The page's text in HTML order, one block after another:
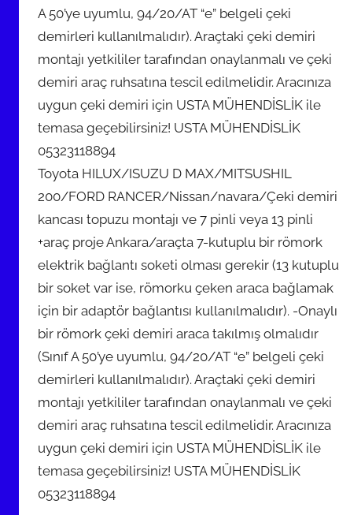
m
A 50’ye uyumlu, 94/20/AT “e” belgeli çeki
demirleri kullanılmalıdır). Araçtaki çeki demiri
montajı yetkililer tarafından onaylanmalı ve çeki
demiri araç ruhsatına tescil edilmelidir. Aracınıza
uygun çeki demiri için USTA MÜHENDİSLİK ile
temasa geçebilirsiniz! USTA MÜHENDİSLİK
05323118894
Toyota HILUX/ISUZU D MAX/MITSUSHIL
200/FORD RANCER/Nissan/navara/Çeki demiri
kancası topuzu montajı ve 7 pinli veya 13 pinli
+araç proje Ankara/araçta 7-kutuplu bir römork
elektrik bağlantı soketi olması gerekir (13 kutuplu
bir soket var ise, römorku çeken araca bağlamak
için bir adaptör bağlantısı kullanılmalıdır). -Onaylı
bir römork çeki demiri araca takılmış olmalıdır
(Sınıf A 50’ye uyumlu, 94/20/AT “e” belgeli çeki
demirleri kullanılmalıdır). Araçtaki çeki demiri
montajı yetkililer tarafından onaylanmalı ve çeki
demiri araç ruhsatına tescil edilmelidir. Aracınıza
uygun çeki demiri için USTA MÜHENDİSLİK ile
temasa geçebilirsiniz! USTA MÜHENDİSLİK
05323118894